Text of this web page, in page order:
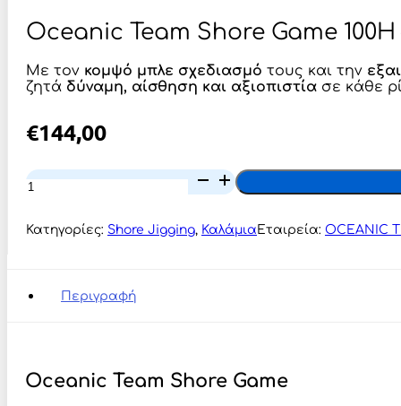
Oceanic Team Shore Game
Με τον κομψό μπλε σχεδιασμό τους και την
ζητά δύναμη, αίσθηση και αξιοπιστία σε κάθε
€144,00
Oceanic
Team
Game
100H
150gr/3.05m
ποσότητα
Κατηγορίες: Shore Jigging, Καλάμια Εταιρεία: OCEANIC
Περιγραφή
Oceanic Team Shore Game